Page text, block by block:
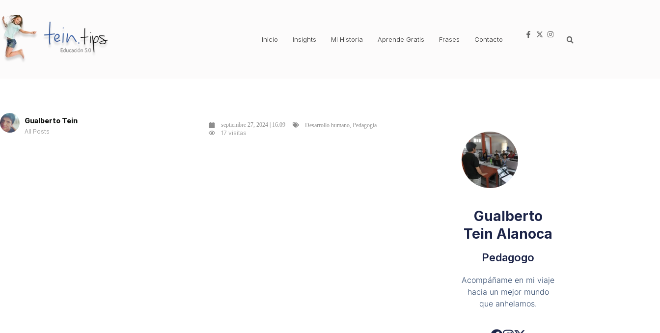
Inicio Insights Mi Historia Aprende Gratis Frases Contacto
Gualberto Tein
All Posts
septiembre 27, 2024 | 16:09 Desarrollo humano Pedagogía
17 visitas
Gualberto
Tein Alanoca
Pedagogo
Acompáñame en mi viaje
hacia un mejor mundo
que anhelamos.